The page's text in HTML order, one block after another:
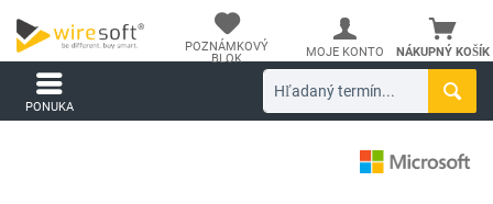
NÁKUPNÝ KOŠÍK
POZNÁMKOVÝ
BLOK
MOJE KONTO
PONUKA